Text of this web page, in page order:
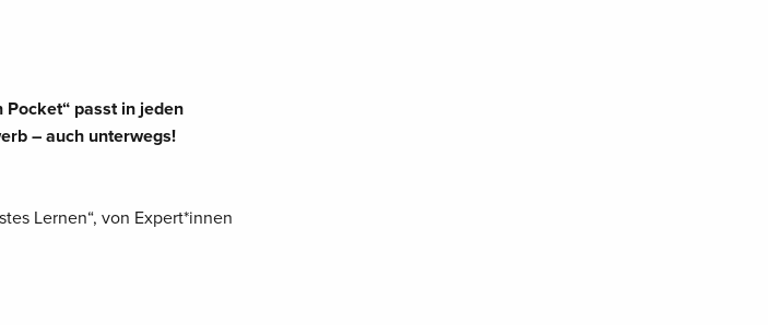
passt in jeden
– auch unterwegs!
Lernen“, von Expert*innen